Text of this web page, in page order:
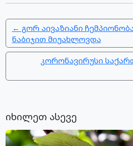
← გორ აივაზიანი
ნაბიჯით მიუახლოვდა
კორონავირუსი
იხილეთ ასევე